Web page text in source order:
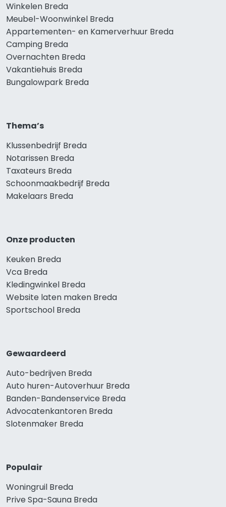
Winkelen Breda
Meubel-Woonwinkel Breda
Appartementen- en Kamerverhuur Breda
Camping Breda
Overnachten Breda
Vakantiehuis Breda
Bungalowpark Breda
Thema’s
Klussenbedrijf Breda
Notarissen Breda
Taxateurs Breda
Schoonmaakbedrijf Breda
Makelaars Breda
Onze producten
Keuken Breda
Vca Breda
Kledingwinkel Breda
Website laten maken Breda
Sportschool Breda
Gewaardeerd
Auto-bedrijven Breda
Auto huren-Autoverhuur Breda
Banden-Bandenservice Breda
Advocatenkantoren Breda
Slotenmaker Breda
Populair
Woningruil Breda
Prive Spa-Sauna Breda